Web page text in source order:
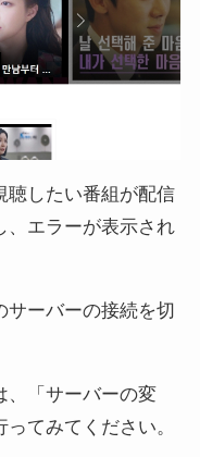
聴したい番組が配信
、エラーが表示され
サーバーの接続を切
、「サーバーの変
てみてください。